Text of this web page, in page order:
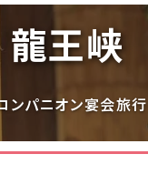
(26)
関東
栃木県
千葉県
龍王峡
パニオン宴会旅